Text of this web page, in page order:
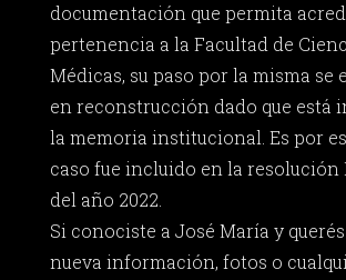
documentación que permita
pertenencia a la Facultad de
Médicas, su paso por la misma se
en reconstrucción dado que está
la memoria institucional. Es por
caso fue incluido en la resolución
del año 2022.
Si conociste a José María y
nueva información, fotos o